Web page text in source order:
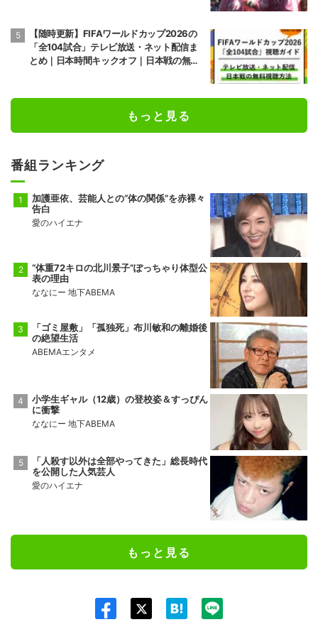
【随時更新】FIFAワールドカップ2026の
「全104試合」テレビ放送・ネット配信ま
とめ｜日本時間キックオフ｜日本戦の無料
もっと見る
番組ランキング
加護亜依、芸能人との“体の関係”を赤裸々
告白
愛のハイエナ
“体重72キロの北川景子”ぽっちゃり体型公
表の理由
ななにー 地下ABEMA
「ゴミ屋敷」「孤独死」布川敏和の離婚後
の絶望生活
ABEMAエンタメ
小学生ギャル（12歳）の登校姿＆すっぴん
に衝撃
ななにー 地下ABEMA
「人殺す以外は全部やってきた」総長時代
を公開した人気芸人
愛のハイエナ
もっと見る